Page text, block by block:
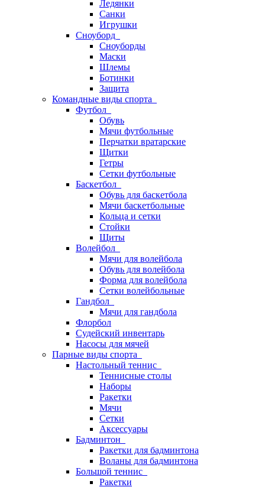
Ледянки
Санки
Игрушки
Сноуборд
Сноуборды
Маски
Шлемы
Ботинки
Защита
Командные виды спорта
Футбол
Обувь
Мячи футбольные
Перчатки вратарские
Щитки
Гетры
Сетки футбольные
Баскетбол
Обувь для баскетбола
Мячи баскетбольные
Кольца и сетки
Стойки
Щиты
Волейбол
Мячи для волейбола
Обувь для волейбола
Форма для волейбола
Сетки волейбольные
Гандбол
Мячи для гандбола
Флорбол
Судейский инвентарь
Насосы для мячей
Парные виды спорта
Настольный теннис
Теннисные столы
Наборы
Ракетки
Мячи
Сетки
Аксессуары
Бадминтон
Ракетки для бадминтона
Воланы для бадминтона
Большой теннис
Ракетки